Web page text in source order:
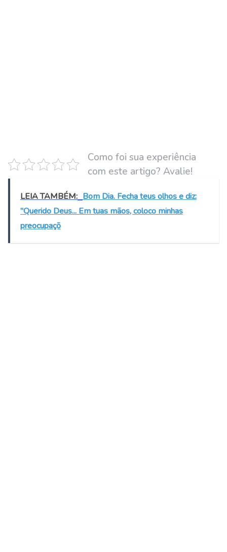
Como foi sua experiência
com este artigo? Avalie!
LEIA TAMBÉM: Bom Dia. Fecha teus olhos e diz:
"Querido Deus... Em tuas mãos, coloco minhas
preocupaçõ